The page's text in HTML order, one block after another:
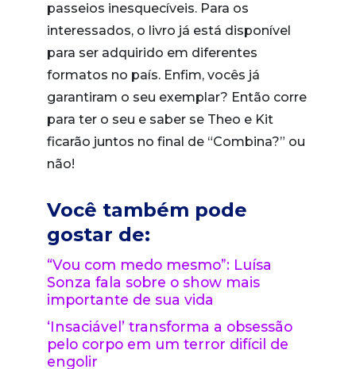
passeios inesquecíveis. Para os
interessados, o livro já está disponível
para ser adquirido em diferentes
formatos no país. Enfim, vocês já
garantiram o seu exemplar? Então corre
para ter o seu e saber se Theo e Kit
ficarão juntos no final de “Combina?” ou
não!
Você também pode
gostar de:
“Vou com medo mesmo”: Luísa
Sonza fala sobre o show mais
importante de sua vida
‘Insaciável’ transforma a obsessão
pelo corpo em um terror difícil de
engolir